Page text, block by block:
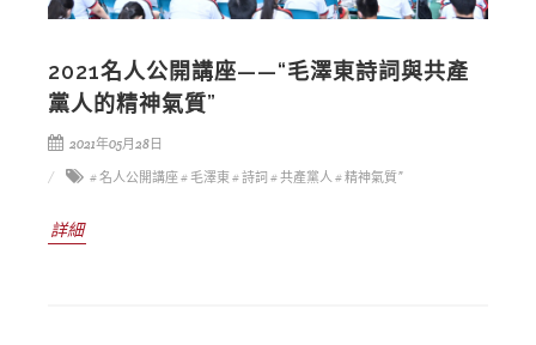
2021名人公開講座——“毛澤東詩詞與共產
黨人的精神氣質”
2021年05月28日
# 名人公開講座# 毛澤東# 詩詞 # 共產黨人# 精神氣質”
詳細